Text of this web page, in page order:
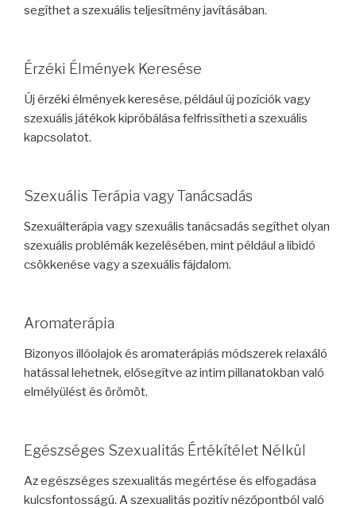
segíthet a szexuális teljesítmény javításában.
Érzéki Élmények Keresése
Új érzéki élmények keresése, például új pozíciók vagy
szexuális játékok kipróbálása felfrissítheti a szexuális
kapcsolatot.
Szexuális Terápia vagy Tanácsadás
Szexuálterápia vagy szexuális tanácsadás segíthet olyan
szexuális problémák kezelésében, mint például a libidó
csökkenése vagy a szexuális fájdalom.
Aromaterápia
Bizonyos illóolajok és aromaterápiás módszerek relaxáló
hatással lehetnek, elősegítve az intim pillanatokban való
elmélyülést és örömöt.
Egészséges Szexualitás Értékítélet Nélkül
Az egészséges szexualitás megértése és elfogadása
kulcsfontosságú. A szexualitás pozitív nézőpontból való